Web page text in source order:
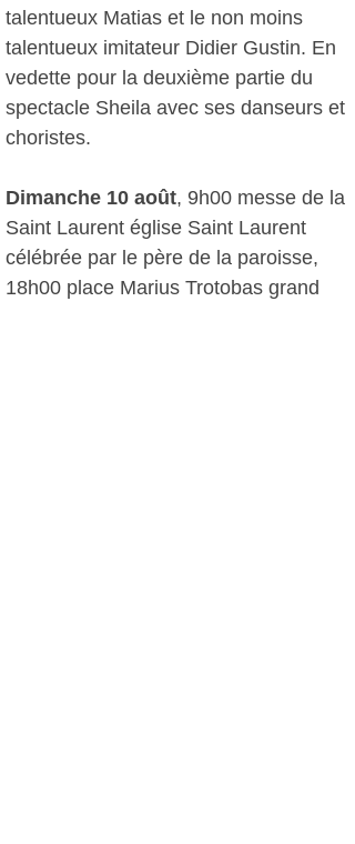
talentueux Matias et le non moins
talentueux imitateur Didier Gustin. En
vedette pour la deuxième partie du
spectacle Sheila avec ses danseurs et
choristes.
Dimanche 10 août, 9h00 messe de la
Saint Laurent église Saint Laurent
célébrée par le père de la paroisse,
18h00 place Marius Trotobas grand